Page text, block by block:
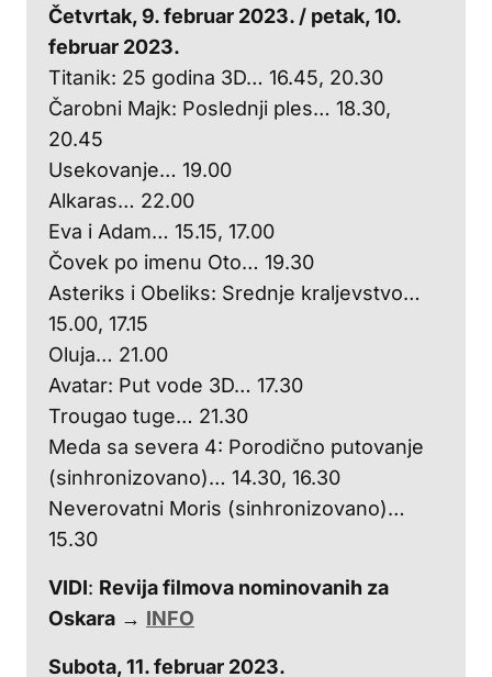
Četvrtak, 9. februar 2023. / petak, 10.
februar 2023.
Titanik: 25 godina 3D… 16.45, 20.30
Čarobni Majk: Poslednji ples… 18.30,
20.45
Usekovanje… 19.00
Alkaras… 22.00
Eva i Adam… 15.15, 17.00
Čovek po imenu Oto… 19.30
Asteriks i Obeliks: Srednje kraljevstvo…
15.00, 17.15
Oluja… 21.00
Avatar: Put vode 3D… 17.30
Trougao tuge… 21.30
Meda sa severa 4: Porodično putovanje
(sinhronizovano)… 14.30, 16.30
Neverovatni Moris (sinhronizovano)…
15.30
VIDI: Revija filmova nominovanih za
Oskara → INFO
Subota, 11. februar 2023.